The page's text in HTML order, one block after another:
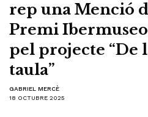
rep una Menció
Premi
pel projecte “De
taula”
GABRIEL MERCÈ
18 OCTUBRE 2025